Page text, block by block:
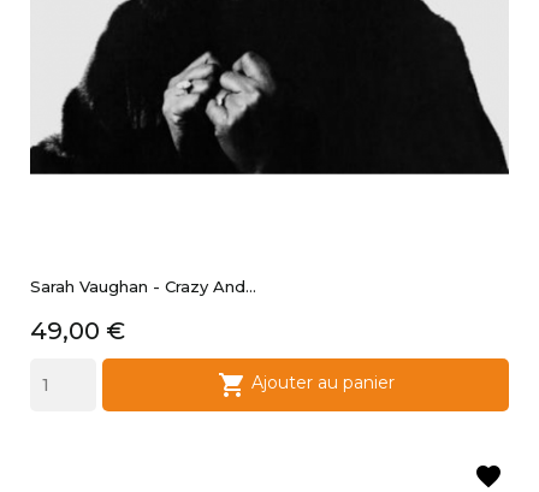
Sarah Vaughan - Crazy And...
Prix
49,00 €
 Ajouter au panier
favorite